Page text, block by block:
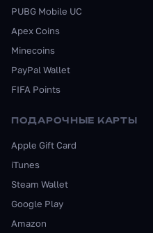
PUBG Mobile UC
Apex Coins
Minecoins
PayPal Wallet
FIFA Points
ПОДАРОЧНЫЕ КАРТЫ
Apple Gift Card
iTunes
Steam Wallet
Google Play
Amazon